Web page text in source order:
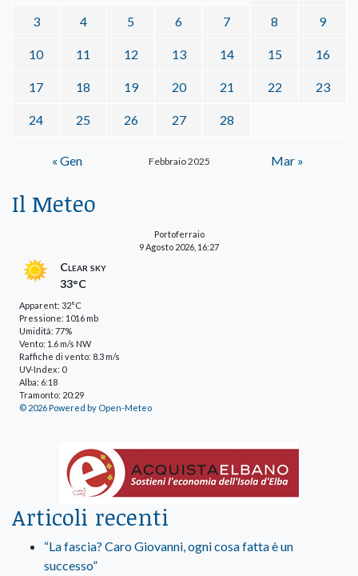
Febbraio 2025
3 4 5 6 7 8 9
10 11 12 13 14 15 16
17 18 19 20 21 22 23
24 25 26 27 28
« Gen Mar »
Il Meteo
Portoferraio
9 Agosto 2026, 16:27
Clear sky
33°C
Apparent: 32°C
Pressione: 1016 mb
Umidità: 77%
Vento: 1.6 m/s NW
Raffiche di vento: 8.3 m/s
UV-Index: 0
Alba: 6:18
Tramonto: 20:29
© 2026 Powered by Open-Meteo
Articoli recenti
“La fascia? Caro Giovanni, ogni cosa fatta è un
successo”